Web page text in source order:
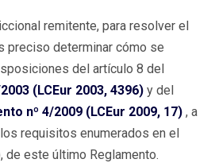
remitente, para resolver el
preciso determinar cómo se
del artículo 8 del
(LCEur 2003, 4396) y del
nº 4/2009 (LCEur 2009, 17) , a
requisitos enumerados en el
de este último Reglamento.